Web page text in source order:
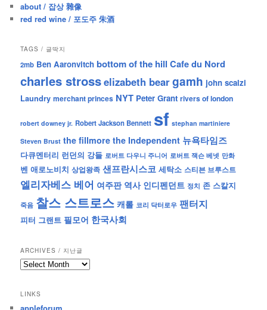
about / 잡상 雜像
red red wine / 포도주 朱酒
TAGS / 글딱지
2mb Ben Aaronvitch bottom of the hill Cafe du Nord
charles strosselizabeth beargamh john scalzi
Laundry merchant princes NYT Peter Grant rivers of london
robert downey jr. Robert Jackson Bennett sf stephan martiniere
Steven Brust the fillmore the Independent 뉴욕타임즈
다큐멘터리 런던의 강들 로버트 다우니 주니어 로버트 잭슨 베넷 만화
벤 애로노비치 상업왕족 샌프란시스코 세탁소 스티븐 브루스트
엘리자베스 베어 여주판 역사 인디펜던트 정치 존 스칼지
죽음 찰스 스트로스 캐롤 코리 닥터로우 팬터지
피터 그랜트 필모어 한국사회
ARCHIVES / 지난글
archives
난
LINKS
appleforum